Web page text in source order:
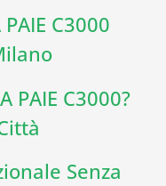
C3000
PAIE C3000?
Senza